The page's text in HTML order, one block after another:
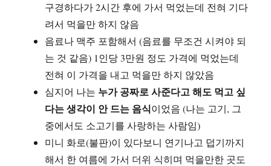
구경하다가 2시간 후에 가서 먹었는데 전혀 기다
려서 먹을만 하지 않음
음료나 맥주 포함해서 (음료를 무조건 시켜야 되
는 것 같음) 1인당 3만원 정도 가격에 먹었는데
전혀 이 가격을 내고 먹을만 하지 않았음
심지어 나는 누가 공짜로 사준다고 해도 먹고 싶
다는 생각이 안 드는 음식이었음 (나는 고기, 그
중에서도 소고기를 사랑하는 사람임)
미니 화로(불판)이 있다보니 연기나고 덥기까지
해서 한 여름에 가서 더위 식히며 먹을만한 곳도